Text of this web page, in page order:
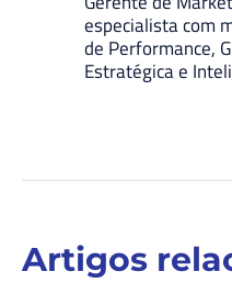
especialista com
de Performance,
Estratégica e
Artigos